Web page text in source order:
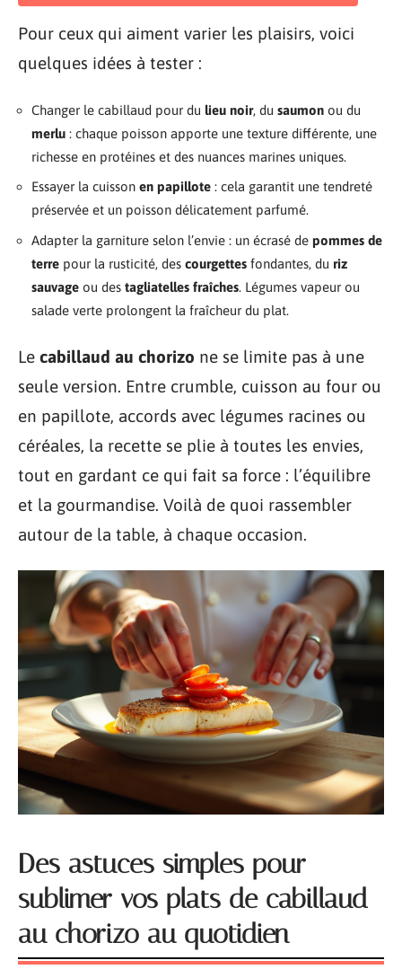
Pour ceux qui aiment varier les plaisirs, voici
quelques idées à tester :
Changer le cabillaud pour du lieu noir, du saumon ou du
merlu : chaque poisson apporte une texture différente, une
richesse en protéines et des nuances marines uniques.
Essayer la cuisson en papillote : cela garantit une tendreté
préservée et un poisson délicatement parfumé.
Adapter la garniture selon l’envie : un écrasé de pommes de
terre pour la rusticité, des courgettes fondantes, du riz
sauvage ou des tagliatelles fraîches. Légumes vapeur ou
salade verte prolongent la fraîcheur du plat.
Le cabillaud au chorizo ne se limite pas à une
seule version. Entre crumble, cuisson au four ou
en papillote, accords avec légumes racines ou
céréales, la recette se plie à toutes les envies,
tout en gardant ce qui fait sa force : l’équilibre
et la gourmandise. Voilà de quoi rassembler
autour de la table, à chaque occasion.
Des astuces simples pour
sublimer vos plats de cabillaud
au chorizo au quotidien